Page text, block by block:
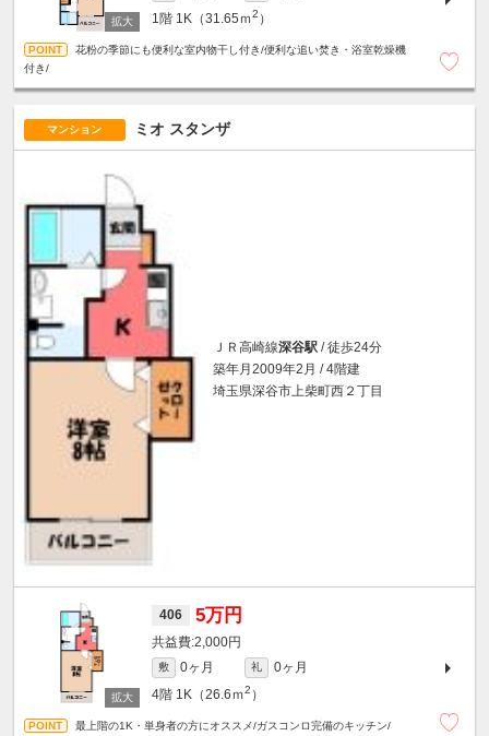
1階 1K（31.65ｍ2 ）
花粉の季節にも便利な室内物干し付き/便利な追い焚き・浴室乾燥機
付き/
マンション ミオ スタンザ
ＪＲ高崎線深谷駅 / 徒歩24分
築年月2009年2月 / 4階建
埼玉県深谷市上柴町西２丁目
406 5万円
2,000円
敷 0ヶ月 礼
0ヶ月
4階 1K（26.6ｍ2 ）
最上階の1K・単身者の方にオススメ/ガスコンロ完備のキッチン/